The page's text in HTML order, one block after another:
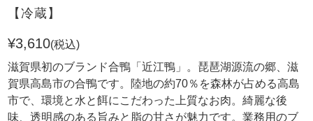
【冷蔵】
¥3,610(税込)
滋賀県初のブランド合鴨「近江鴨」。琵琶湖源流の郷、滋
賀県高島市の合鴨です。陸地の約70％を森林が占める高島
市で、環境と水と餌にこだわった上質なお肉。綺麗な後
味、透明感のある旨みと脂の甘さが魅力です。業務用のブ